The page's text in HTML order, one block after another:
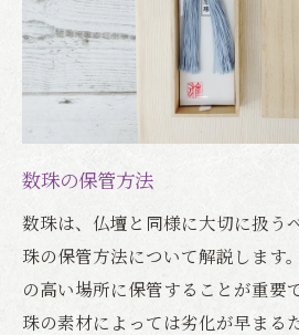
数珠の保管方法
数珠は、仏壇と同様に大切に扱う
珠の保管方法について解説します
の高い場所に保管することが重要
珠の素材によっては劣化が早まる